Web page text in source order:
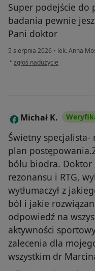
Super podejście do
badania pewnie
Pani doktor
5 sierpnia 2026 • lek. Anna
• w opinii użytkownika Dariusz
zgłoś nadużycie
M Michał K.
Świetny specjalista-
plan
bólu biodra. Doktor
rezonansu i RTG,
wytłumaczył z
ból i jakie
odpowiedź na
aktywności
zalecenia dla
wszystkim dr